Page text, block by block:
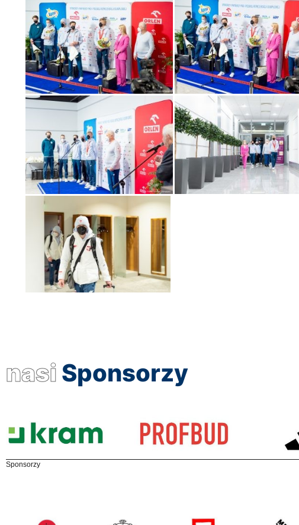
nasi Sponsorzy
Sponsorzy